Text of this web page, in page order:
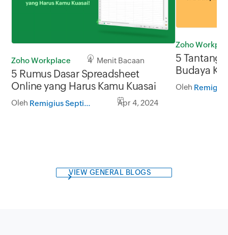
Zoho Workplace 4 Menit Bacaan
5 Rumus Dasar Spreadsheet
Online yang Harus Kamu Kuasai
Oleh Remigius Septian Hermawan Apr 4, 2024
Zoho
5
Budaya
Oleh
VIEW GENERAL BLOGS